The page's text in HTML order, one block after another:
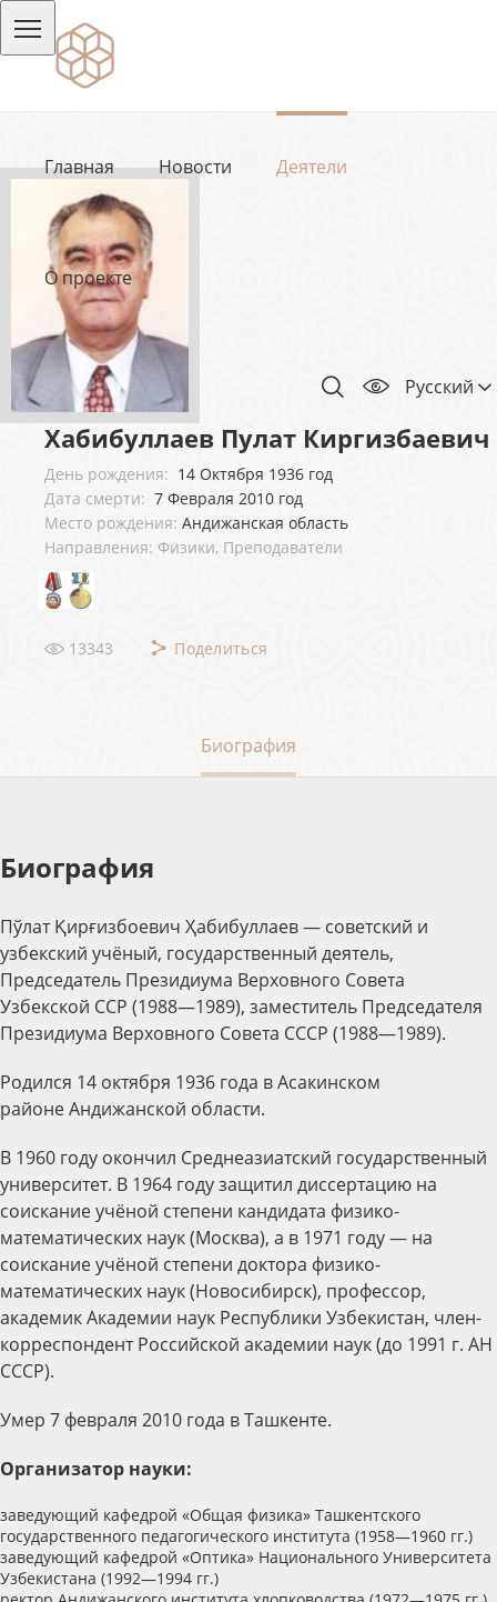
Главная Новости Деятели
О проекте
Русский
Хабибуллаев Пулат Киргизбаевич
День рождения: 14 Октября 1936 год
Дата смерти: 7 Февраля 2010 год
Место рождения: Андижанская область
Направления: Физики, Преподаватели
13343 Поделиться
Биография
Биография
Пўлат Қирғизбоевич Ҳабибуллаев — советский и
узбекский учёный, государственный деятель,
Председатель Президиума Верховного Совета
Узбекской ССР (1988—1989), заместитель Председателя
Президиума Верховного Совета СССР (1988—1989).
Родился 14 октября 1936 года в Асакинском
районе Андижанской области.
В 1960 году окончил Среднеазиатский государственный
университет. В 1964 году защитил диссертацию на
соискание учёной степени кандидата физико-
математических наук (Москва), а в 1971 году — на
соискание учёной степени доктора физико-
математических наук (Новосибирск), профессор,
академик Академии наук Республики Узбекистан, член-
корреспондент Российской академии наук (до 1991 г. АН
СССР).
Умер 7 февраля 2010 года в Ташкенте.
Организатор науки:
заведующий кафедрой «Общая физика» Ташкентского
государственного педагогического института (1958—1960 гг.)
заведующий кафедрой «Оптика» Национального Университета
Узбекистана (1992—1994 гг.)